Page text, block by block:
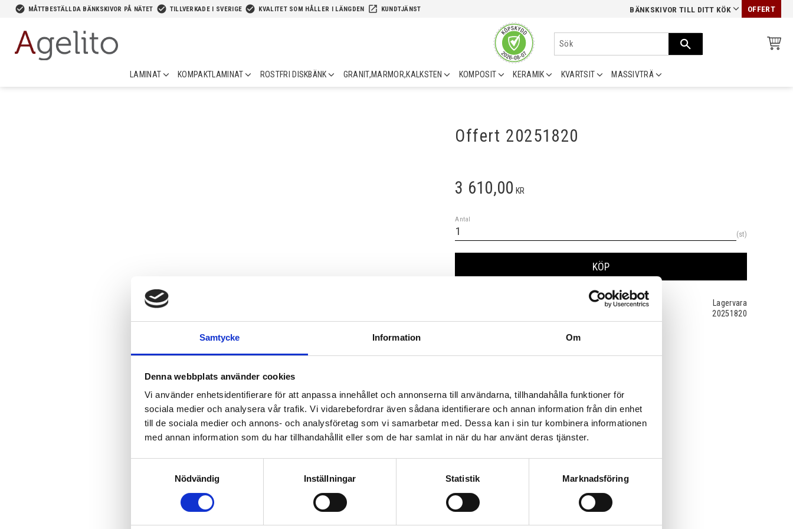
Samtycke Information Om
Denna webbplats använder cookies
Vi använder enhetsidentifierare för att anpassa innehållet och annonserna till användarna, tillhandahålla funktioner för
sociala medier och analysera vår trafik. Vi vidarebefordrar även sådana identifierare och annan information från din enhet
till de sociala medier och annons- och analysföretag som vi samarbetar med. Dessa kan i sin tur kombinera informationen
med annan information som du har tillhandahållit eller som de har samlat in när du har använt deras tjänster.
Nödvändig
Inställningar Statistik Marknadsföring
check_circle MÅTTBESTÄLLDA BÄNKSKIVOR PÅ NÄTET check_circle TILLVERKADE I SVERIGE check_circle KVALITET SOM HÅLLER I LÄNGDEN launch KUNDTJÄNST BÄNKSKIVOR TILL DITT KÖK OFFERT
LAMINAT KOMPAKTLAMINAT ROSTFRI DISKBÄNK GRANIT,MARMOR,KALKSTEN KOMPOSIT KERAMIK KVARTSIT MASSIVTRÄ
Offert 20251820
3 610,00 KR
Antal
st
KÖP
Lagervara
20251820